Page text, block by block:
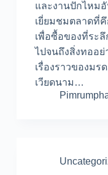
และงานปักไหม
เยี่ยมชมตลาดที่คึ
เพื่อซื้อของที่ระ
ไปจนถึงสิ่งทออ
เรื่องราวของม
เวียดนาม…